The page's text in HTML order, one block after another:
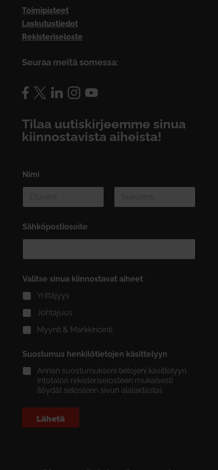
Toimipisteet
Laskutustiedot
Rekisteriseloste
Seuraa meitä somessa:
Tilaa uutiskirjeemme sinua
kiinnostavista aiheista!
Nimi *
Sähköpostiosoite *
Valitse sinua kiinnostavat aiheet *
Yrittäjyys
Johtajuus
Myynti & Markkinointi
Suostumus henkilötietojen käsittelyyn *
Annan suostumukseni tietojeni käsittelyyn
Intotalon rekisteriselosteen mukaisesti
(löydät selosteen sivun alalaidasta).
Lähetä